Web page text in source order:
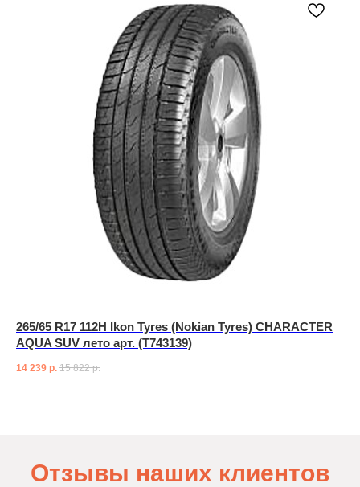
265/65 R17 112H Ikon Tyres (Nokian Tyres) CHARACTER
AQUA SUV лето арт. (T743139)
14 239 р. 15 822 р.
Отзывы наших клиентов